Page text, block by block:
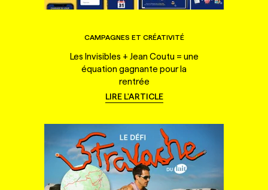
CAMPAGNES ET CRÉATIVITÉ
Les Invisibles + Jean Coutu = une
équation gagnante pour la
rentrée
LIRE L'ARTICLE